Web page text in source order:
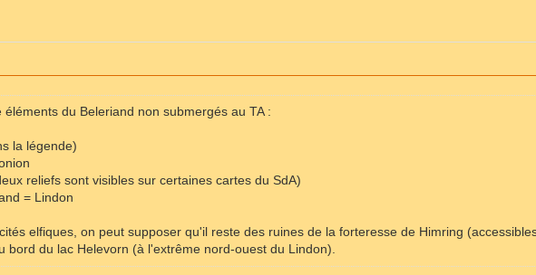
du Beleriand non submergés au TA :
la légende)
reliefs sont visibles sur certaines cartes du SdA)
= Lindon
elfiques, on peut supposer qu'il reste des ruines de la forteresse de Himring
bord du lac Helevorn (à l'extrême nord-ouest du Lindon).